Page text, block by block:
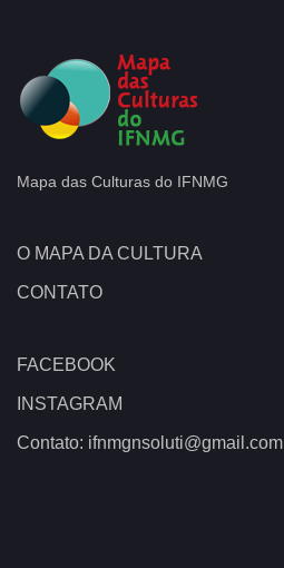
Mapa das Culturas do IFNMG
O MAPA DA CULTURA
CONTATO
FACEBOOK
INSTAGRAM
Contato: ifnmgnsoluti@gmail.com